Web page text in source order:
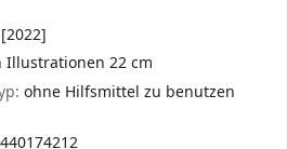
[2022]
Illustrationen 22 cm
ohne Hilfsmittel zu benutzen